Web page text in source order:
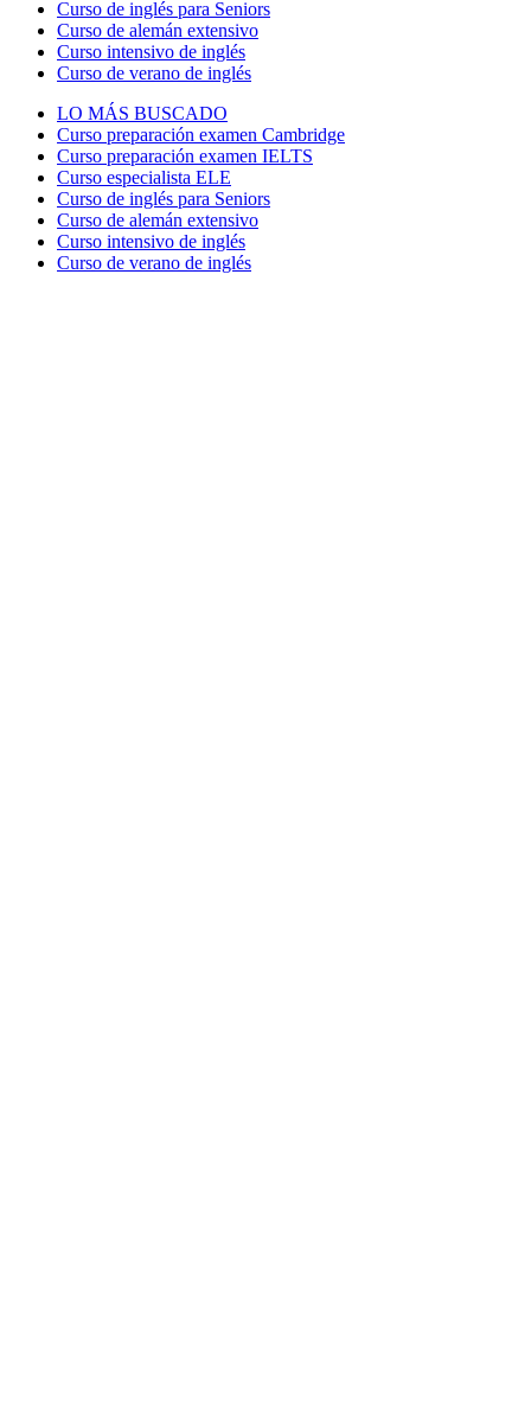
Curso de inglés para Seniors
Curso de alemán extensivo
Curso intensivo de inglés
Curso de verano de inglés
LO MÁS BUSCADO
Curso preparación examen Cambridge
Curso preparación examen IELTS
Curso especialista ELE
Curso de inglés para Seniors
Curso de alemán extensivo
Curso intensivo de inglés
Curso de verano de inglés